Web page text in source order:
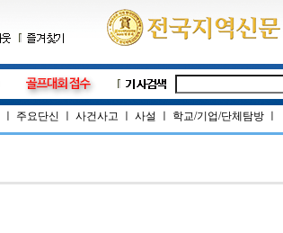
주요단신 사건사고 사설 학교/기업/단체탐방